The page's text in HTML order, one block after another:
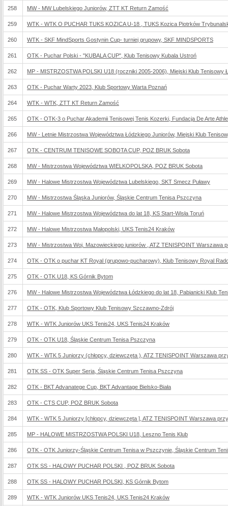
258 MW - MW Lubelskiego Juniorów, ZTT KT Return Zamość
259 WTK - WTK O PUCHAR TUKS KOZICA U-18 , TUKS Kozica Piotrków
260 WTK - SKF MindSports Gostynin Cup- turniej grupowy, SKF MINDSPORTS
261 OTK - Puchar Polski - "KUBALA CUP", Klub Tenisowy Kubala Ustroń
262 MP - MISTRZOSTWA POLSKI U18 (roczniki 2005-2006), Miejski Klub Tenisowy
263 OTK - Puchar Warty 2023, Klub Sportowy Warta Poznań
264 WTK - WTK, ZTT KT Return Zamość
265 OTK - OTK-3 o Puchar Akademii Tenisowej Tenis Kozerki, Fundacja De Arte
266 MW - Letnie Mistrzostwa Województwa Łódzkiego Juniorów, Miejski Klub
267 OTK - CENTRUM TENISOWE SOBOTA CUP, POZ BRUK Sobota
268 MW - Mistrzostwa Województwa WIELKOPOLSKA, POZ BRUK Sobota
269 MW - Halowe Mistrzostwa Województwa Lubelskiego, SKT Smecz Puławy
270 MW - Mistrzostwa Śląska Juniorów, Śląskie Centrum Tenisa Pszczyna
271 MW - Halowe Mistrzostwa Województwa do lat 18, KS Start-Wisła Toruń
272 MW - Halowe Mistrzostwa Małopolski, UKS Tenis24 Kraków
273 MW - Mistrzostwa Woj. Mazowieckiego juniorów , ATZ TENISPOINT Warszawa
274 OTK - OTK o puchar KT Royal (grupowo-pucharowy), Klub Tenisowy Royal
275 OTK - OTK U18, KS Górnik Bytom
276 MW - Halowe Mistrzostwa Województwa Łódzkiego do lat 18, Pabianicki Klub
277 OTK - OTK, Klub Sportowy Klub Tenisowy Szczawno-Zdrój
278 WTK - WTK Juniorów UKS Tenis24, UKS Tenis24 Kraków
279 OTK - OTK U18, Śląskie Centrum Tenisa Pszczyna
280 WTK - WTK 5 Juniorzy (chłopcy, dziewczęta ), ATZ TENISPOINT Warszawa
281 OTK SS - OTK Super Seria, Śląskie Centrum Tenisa Pszczyna
282 OTK - BKT Advanatege Cup, BKT Advantage Bielsko-Biała
283 OTK - CTS CUP, POZ BRUK Sobota
284 WTK - WTK 5 Juniorzy [chłopcy, dziewczęta ], ATZ TENISPOINT Warszawa
285 MP - HALOWE MISTRZOSTWA POLSKI U18, Leszno Tenis Klub
286 OTK - OTK Juniorzy-Śląskie Centrum Tenisa w Pszczynie, Śląskie Centrum
287 OTK SS - HALOWY PUCHAR POLSKI , POZ BRUK Sobota
288 OTK SS - HALOWY PUCHAR POLSKI, KS Górnik Bytom
289 WTK - WTK Juniorów UKS Tenis24, UKS Tenis24 Kraków